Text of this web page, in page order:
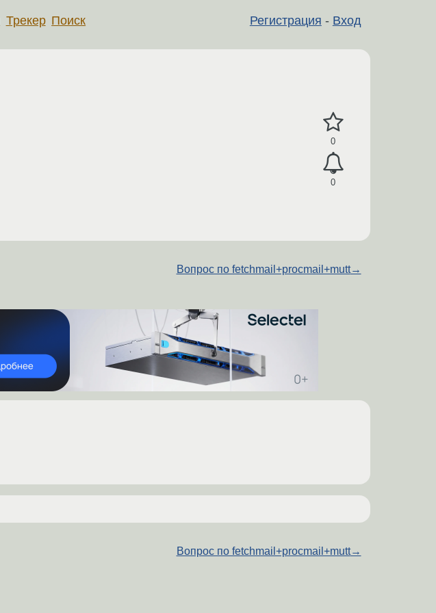
Регистрация - Вход
Трекер Поиск
0
0
Вопрос по fetchmail+procmail+mutt→
Вопрос по fetchmail+procmail+mutt→